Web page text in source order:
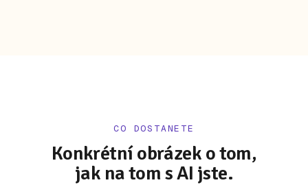
CO DOSTANETE
Konkrétní obrázek o tom,
jak na tom s AI jste.